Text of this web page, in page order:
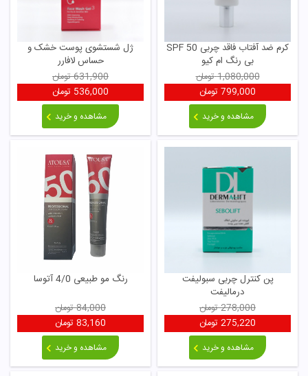
کرم ضد آفتاب فاقد چربی SPF 50
بی رنگ ام کیو
1,080,000تومان
799,000 تومان
مشاهده و خرید
ژل شستشوی پوست خشک و
حساس لافارر
631,900تومان
536,000 تومان
مشاهده و خرید
پن کنترل چربی سبولیفت
درمالیفت
278,000تومان
275,220 تومان
مشاهده و خرید
رنگ مو طبیعی 4/0 آتوسا
84,000تومان
83,160 تومان
مشاهده و خرید